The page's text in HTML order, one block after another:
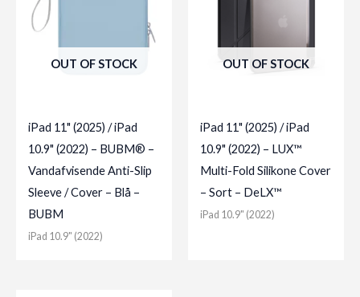
OUT OF STOCK
iPad 11" (2025) / iPad
10.9" (2022) – BUBM® –
Vandafvisende Anti-Slip
Sleeve / Cover – Blå –
BUBM
iPad 10.9" (2022)
OUT OF STOCK
iPad 11" (2025) / iPad
10.9" (2022) – LUX™
Multi-Fold Silikone Cover
– Sort – DeLX™
iPad 10.9" (2022)